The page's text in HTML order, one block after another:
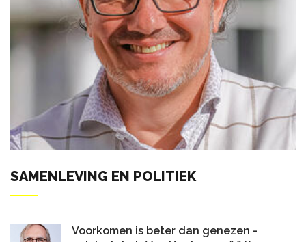
SAMENLEVING EN POLITIEK
Voorkomen is beter dan genezen -